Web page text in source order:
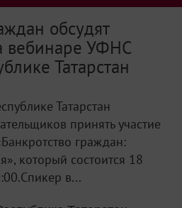
обсудят
вебинаре УФНС
Татарстан
Татарстан
принять участие
граждан:
который состоится 18
в...